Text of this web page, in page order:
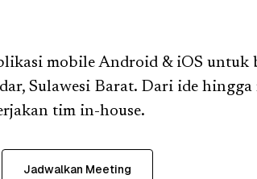
mobile Android & iOS untuk
Sulawesi Barat. Dari ide
tim in-house.
Jadwalkan Meeting